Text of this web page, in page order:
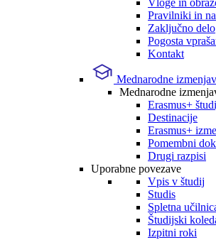
Vloge in
Pravilniki in
Zaključno delo
Pogosta
Kontakt
Mednarodne
Mednarodne
Erasmus+
Destinacije
Erasmus+
Pomembni
Drugi razpisi
Uporabne povezave
Vpis v študij
Studis
Spletna
Študijski
Izpitni roki